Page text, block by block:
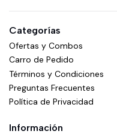
Categorías
Ofertas y Combos
Carro de Pedido
Términos y Condiciones
Preguntas Frecuentes
Política de Privacidad
Información